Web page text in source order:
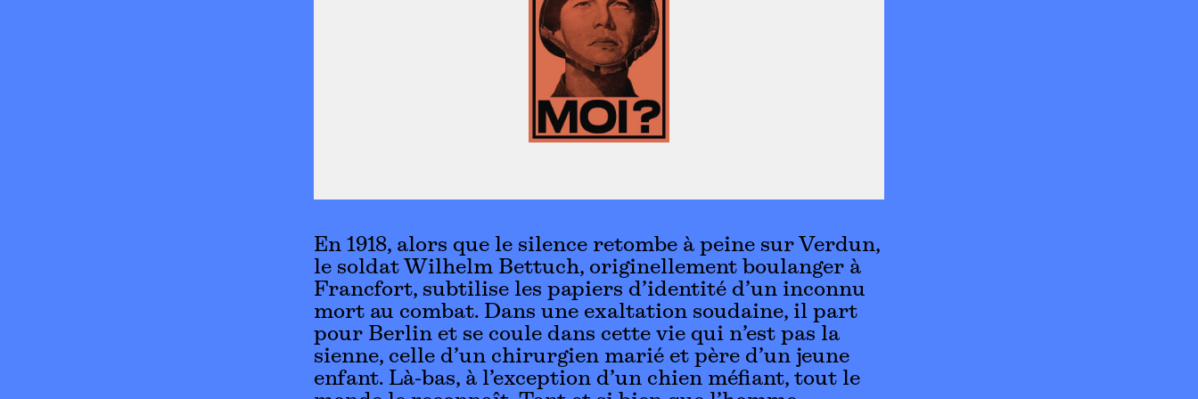
En 1918, alors que le silence retombe à peine sur Verdun,
le soldat Wilhelm Bettuch, originellement boulanger à
Francfort, subtilise les papiers d’identité d’un inconnu
mort au combat. Dans une exaltation soudaine, il part
pour Berlin et se coule dans cette vie qui n’est pas la
sienne, celle d’un chirurgien marié et père d’un jeune
enfant. Là-bas, à l’exception d’un chien méfiant, tout le